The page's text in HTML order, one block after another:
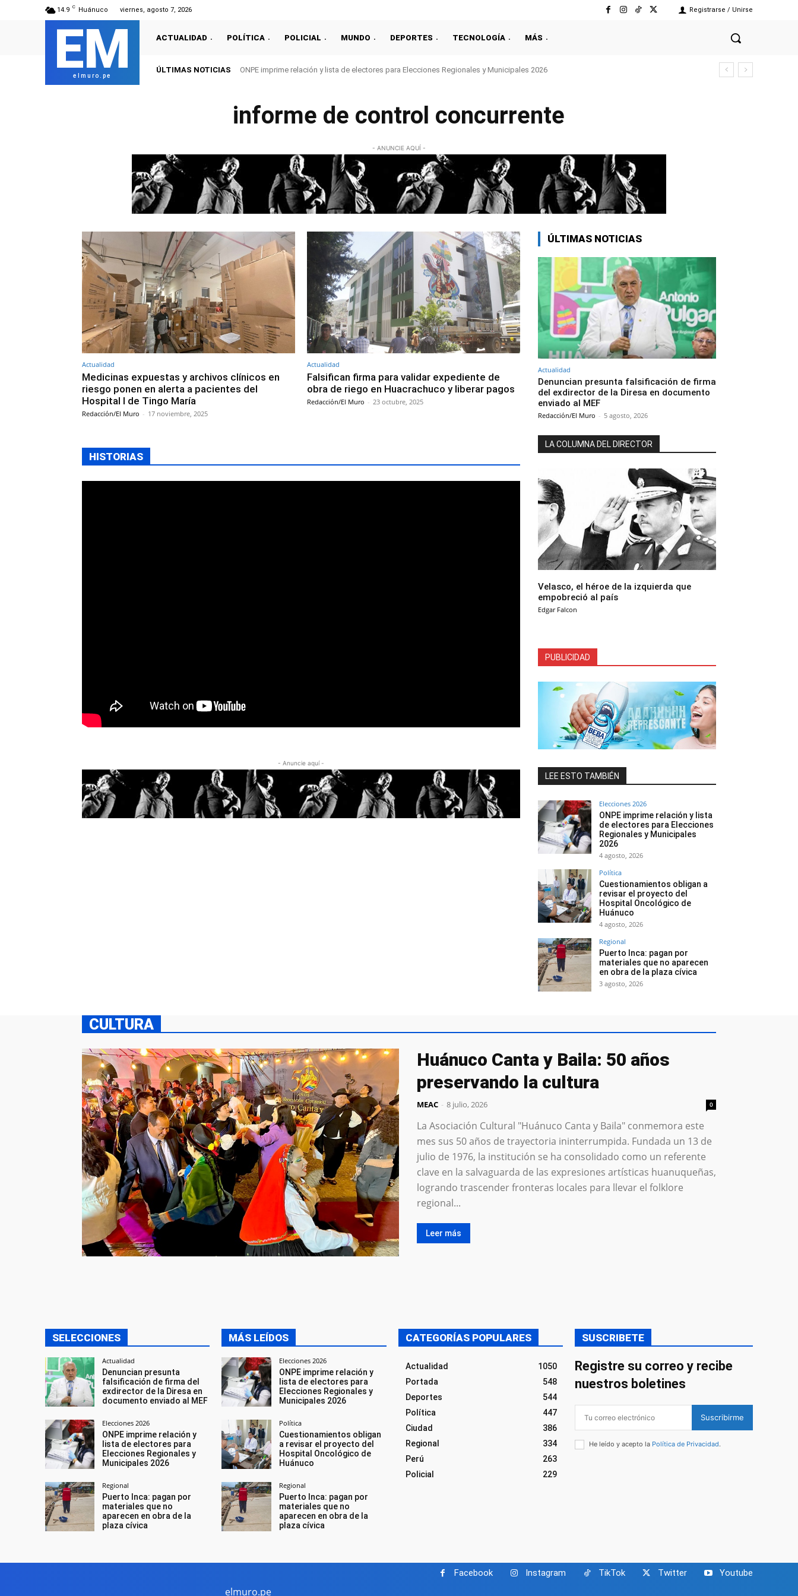
14.9 C Huánuco viernes, agosto 7, 2026 Registrarse / Unirse
EM
elmuro.pe
ACTUALIDAD POLÍTICA POLICIAL MUNDO DEPORTES TECNOLOGÍA MÁS
ÚLTIMAS NOTICIAS ONPE imprime relación y lista de electores para Elecciones Regionales y Municipales 2026
informe de control concurrente
- ANUNCIE AQUÍ -
Actualidad
Medicinas expuestas y archivos clínicos en
riesgo ponen en alerta a pacientes del
Hospital I de Tingo María
Redacción/El Muro - 17 noviembre, 2025
Actualidad
Falsifican firma para validar expediente de
obra de riego en Huacrachuco y liberar pagos
Redacción/El Muro - 23 octubre, 2025
HISTORIAS
- Anuncie aquí -
ÚLTIMAS NOTICIAS
Actualidad
Denuncian presunta falsificación de firma
del exdirector de la Diresa en documento
enviado al MEF
Redacción/El Muro - 5 agosto, 2026
LA COLUMNA DEL DIRECTOR
Velasco, el héroe de la izquierda que
empobreció al país
Edgar Falcon
PUBLICIDAD
LEE ESTO TAMBIÉN
Elecciones 2026
ONPE imprime relación y lista
de electores para Elecciones
Regionales y Municipales
2026
4 agosto, 2026
Política
Cuestionamientos obligan a
revisar el proyecto del
Hospital Oncológico de
Huánuco
4 agosto, 2026
Regional
Puerto Inca: pagan por
materiales que no aparecen
en obra de la plaza cívica
3 agosto, 2026
CULTURA
Huánuco Canta y Baila: 50 años
preservando la cultura
MEAC - 8 julio, 2026 0
La Asociación Cultural "Huánuco Canta y Baila" conmemora este
mes sus 50 años de trayectoria ininterrumpida. Fundada un 13 de
julio de 1976, la institución se ha consolidado como un referente
clave en la salvaguarda de las expresiones artísticas huanuqueñas,
logrando trascender fronteras locales para llevar el folklore
regional...
Leer más
SELECCIONES
Actualidad
Denuncian presunta
falsificación de firma del
exdirector de la Diresa en
documento enviado al MEF
Elecciones 2026
ONPE imprime relación y
lista de electores para
Elecciones Regionales y
Municipales 2026
Regional
Puerto Inca: pagan por
materiales que no
aparecen en obra de la
plaza cívica
MÁS LEÍDOS
Elecciones 2026
ONPE imprime relación y
lista de electores para
Elecciones Regionales y
Municipales 2026
Política
Cuestionamientos obligan
a revisar el proyecto del
Hospital Oncológico de
Huánuco
Regional
Puerto Inca: pagan por
materiales que no
aparecen en obra de la
plaza cívica
CATEGORÍAS POPULARES
Actualidad
1050
Portada
548
Deportes
544
Política
447
Ciudad
386
Regional
334
Perú
263
Policial
229
SUSCRIBETE
Registre su correo y recibe
nuestros boletines
Suscribirme
He leído y acepto la Política de Privacidad.
Facebook Instagram TikTok Twitter Youtube
elmuro.pe